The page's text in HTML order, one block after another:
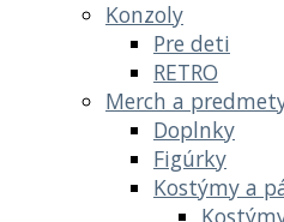
Konzoly
Pre deti
RETRO
Merch a
Doplnky
Figúrky
Kostýmy a